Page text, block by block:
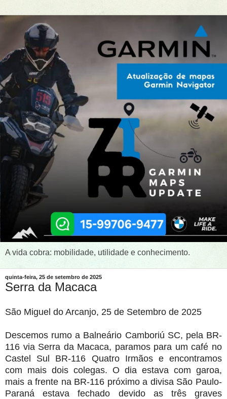
A vida cobra: mobilidade, utilidade e conhecimento.
quinta-feira, 25 de setembro de 2025
Serra da Macaca
São Miguel do Arcanjo, 25 de Setembro de 2025
Descemos rumo a Balneário Camboriú SC, pela BR-
116 via Serra da Macaca, paramos para um café no
Castel Sul BR-116 Quatro Irmãos e encontramos
com mais dois colegas. O dia estava com garoa,
mais a frente na BR-116 próximo a divisa São Paulo-
Paraná estava fechado devido as três graves